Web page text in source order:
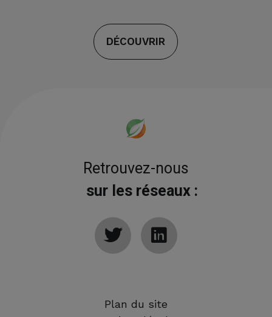
DÉCOUVRIR
Retrouvez-nous
sur les réseaux :
Plan du site